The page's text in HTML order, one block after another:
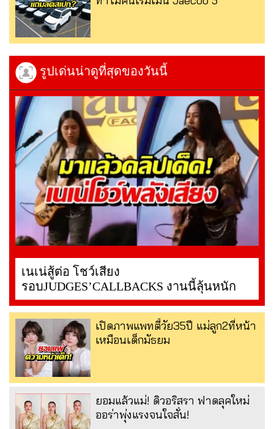
รูปเด่นน่าดูที่สุดของวันนี้
เนเน่สู้ต่อ โชว์เสียง
รอบJUDGES’CALLBACKS งานนี้ลุ้นหนัก
เปิดภาพแพทตี้วัย35ปี แม่ลูก2ที่หน้า
เหมือนเด็กมัธยม
ยอมแล้วแม่! ดิวอริสรา ฟาดลุคใหม่
ออร่าพุ่งแรงจนใจสั่น!